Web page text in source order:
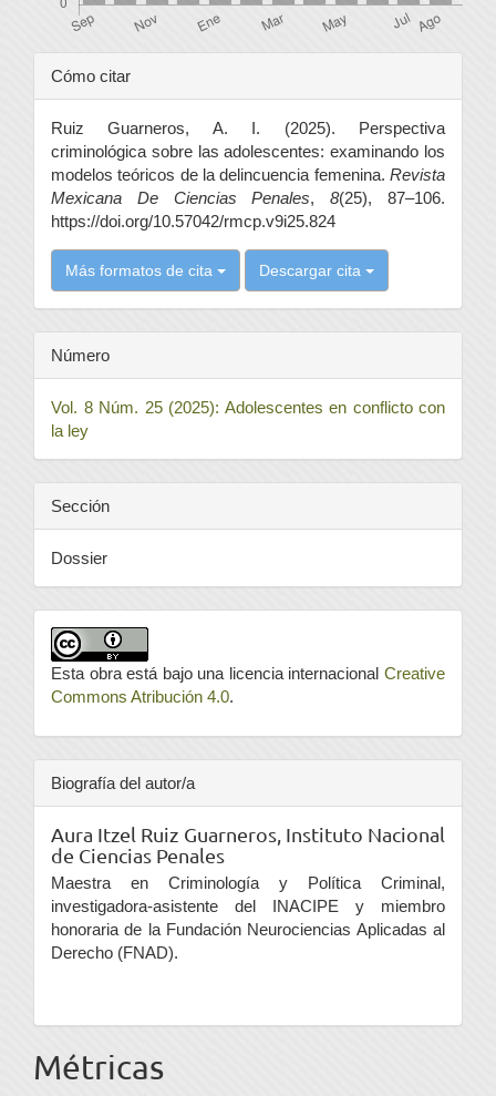
Detalles
del
artículo
Cómo citar
Ruiz Guarneros, A. I. (2025). Perspectiva
criminológica sobre las adolescentes: examinando los
modelos teóricos de la delincuencia femenina. Revista
Mexicana De Ciencias Penales,8(25), 87–106.
https://doi.org/10.57042/rmcp.v9i25.824
Más formatos de cita Descargar cita
Número
Vol. 8 Núm. 25 (2025): Adolescentes en conflicto con
la ley
Sección
Dossier
Esta obra está bajo una licencia internacional Creative
Commons Atribución 4.0.
Biografía del autor/a
Aura Itzel Ruiz Guarneros, Instituto Nacional
de Ciencias Penales
Maestra en Criminología y Política Criminal,
investigadora-asistente del INACIPE y miembro
honoraria de la Fundación Neurociencias Aplicadas al
Derecho (FNAD).
Métricas